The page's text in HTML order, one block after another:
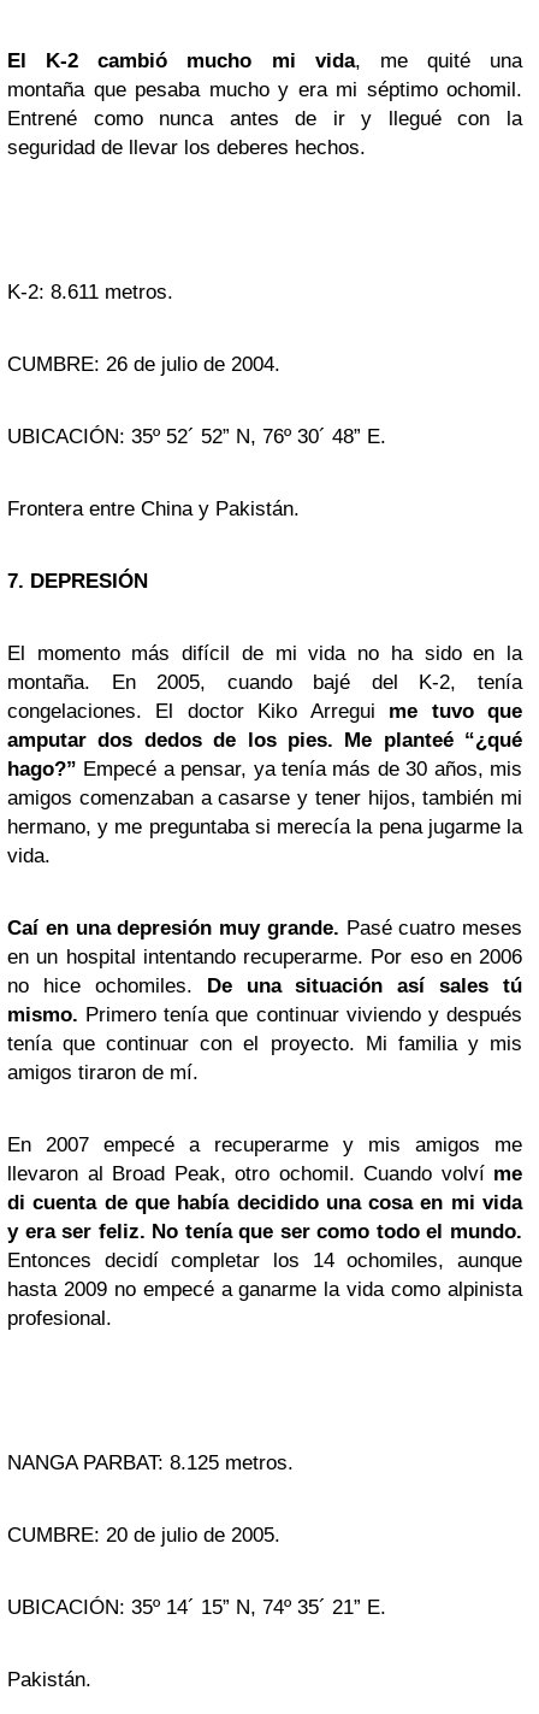
El K-2 cambió mucho mi vida, me quité una
montaña que pesaba mucho y era mi séptimo ochomil.
Entrené como nunca antes de ir y llegué con la
seguridad de llevar los deberes hechos.
K-2: 8.611 metros.
CUMBRE: 26 de julio de 2004.
UBICACIÓN: 35º 52´ 52” N, 76º 30´ 48” E.
Frontera entre China y Pakistán.
7. DEPRESIÓN
El momento más difícil de mi vida no ha sido en la
montaña. En 2005, cuando bajé del K-2, tenía
congelaciones. El doctor Kiko Arregui me tuvo que
amputar dos dedos de los pies. Me planteé “¿qué
hago?” Empecé a pensar, ya tenía más de 30 años, mis
amigos comenzaban a casarse y tener hijos, también mi
hermano, y me preguntaba si merecía la pena jugarme la
vida.
Caí en una depresión muy grande. Pasé cuatro meses
en un hospital intentando recuperarme. Por eso en 2006
no hice ochomiles. De una situación así sales tú
mismo. Primero tenía que continuar viviendo y después
tenía que continuar con el proyecto. Mi familia y mis
amigos tiraron de mí.
En 2007 empecé a recuperarme y mis amigos me
llevaron al Broad Peak, otro ochomil. Cuando volví me
di cuenta de que había decidido una cosa en mi vida
y era ser feliz. No tenía que ser como todo el mundo.
Entonces decidí completar los 14 ochomiles, aunque
hasta 2009 no empecé a ganarme la vida como alpinista
profesional.
NANGA PARBAT: 8.125 metros.
CUMBRE: 20 de julio de 2005.
UBICACIÓN: 35º 14´ 15” N, 74º 35´ 21” E.
Pakistán.